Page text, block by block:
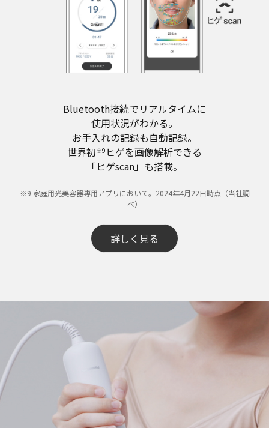
Bluetooth接続でリアルタイムに
使用状況がわかる。​
お手入れの記録も自動記録。​
世界初※9 ヒゲを画像解析できる​
「ヒゲscan」も搭載。
​※9 家庭用光美容器専用アプリにおいて。2024年4月22日時点（当社調
べ）​
詳しく見る